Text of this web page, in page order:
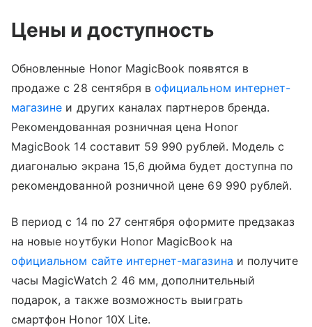
Цены и доступность
Обновленные Honor MagicBook появятся в
продаже с 28 сентября вофициальном интернет-
магазине и других каналах партнеров бренда.
Рекомендованная розничная цена Honor
MagicBook 14 составит 59 990 рублей. Модель с
диагональю экрана 15,6 дюйма будет доступна по
рекомендованной розничной цене 69 990 рублей.
В период с 14 по 27 сентября оформите предзаказ
на новые ноутбуки Honor MagicBook на
официальном сайте интернет-магазина и получите
часы MagicWatch 2 46 мм, дополнительный
подарок, а также возможность выиграть
смартфон Honor 10X Lite.